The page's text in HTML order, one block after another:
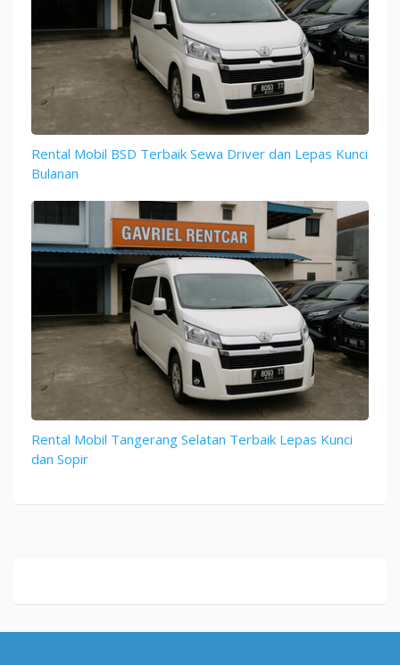
Rental Mobil BSD Terbaik Sewa Driver dan Lepas Kunci
Bulanan
Rental Mobil Tangerang Selatan Terbaik Lepas Kunci
dan Sopir